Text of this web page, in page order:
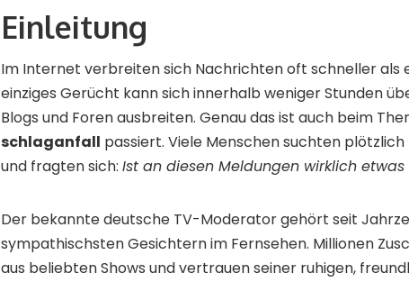
Einleitung
Im Internet verbreiten sich Nachrichten oft schneller als
einziges Gerücht kann sich innerhalb weniger Stunden
Blogs und Foren ausbreiten. Genau das ist auch beim
schlaganfall passiert. Viele Menschen suchten
und fragten sich: Ist an diesen Meldungen wirklich etwas
Der bekannte deutsche TV-Moderator gehört seit
sympathischsten Gesichtern im Fernsehen. Millionen
aus beliebten Shows und vertrauen seiner ruhigen,